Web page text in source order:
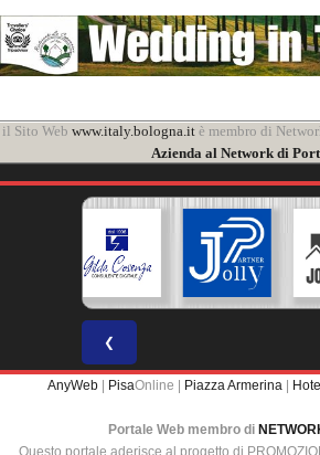
il Sito Web www.italy.bologna.it è membro di
Azienda al Network di
❮
AnyWeb PisaOnline | Piazza Armerina
Portale Web membro di
Questo portale aderisce al progetto di